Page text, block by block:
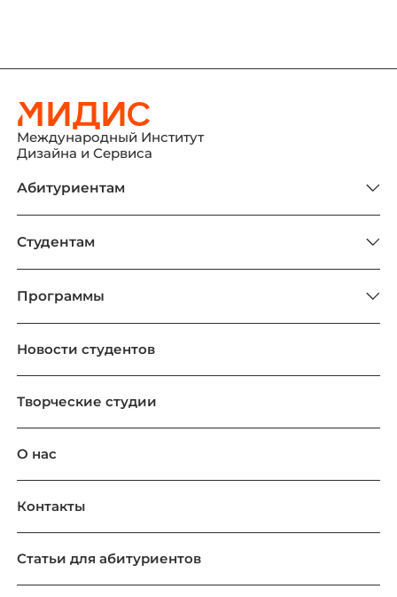
Международный Институт
Дизайна и Сервиса
Новости студентов
Творческие студии
О нас
Контакты
Статьи для абитуриентов
Программы
Абитуриентам
Студентам